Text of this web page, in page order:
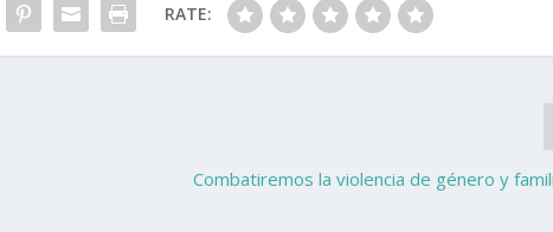
RATE:
Combatiremos la violencia de género y